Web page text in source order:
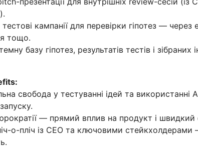
кампанії для перевірки гіпотез — через
тощо.
базу гіпотез, результатів тестів і зібраних
свобода у тестуванні ідей та використанні
— прямий вплив на продукт і швидкий
о-пліч із CEO та ключовими стейкхолдерами